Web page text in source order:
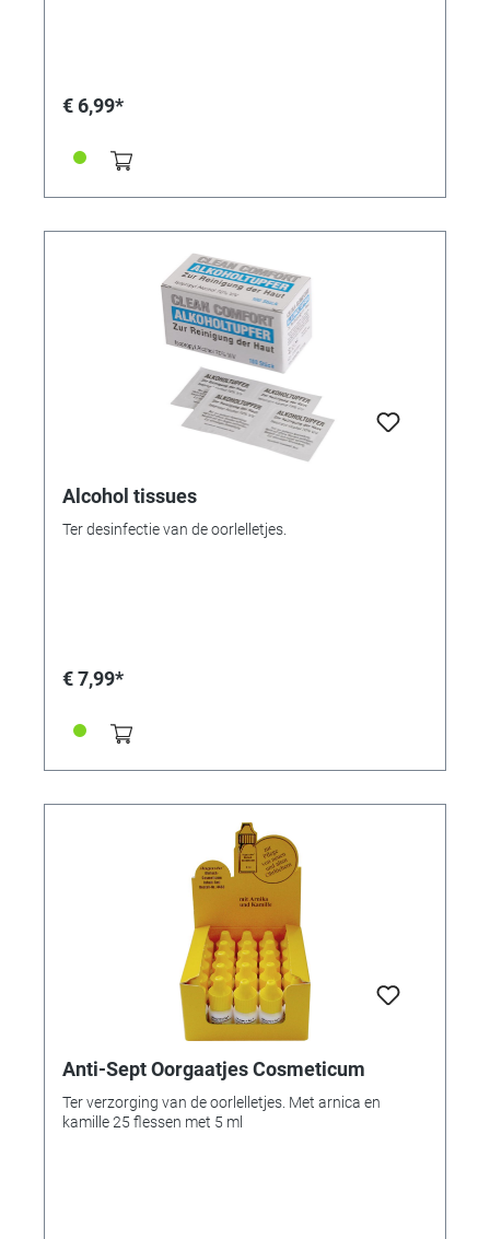
€ 6,99*
Alcohol tissues
Ter desinfectie van de oorlelletjes.
€ 7,99*
Anti-Sept Oorgaatjes Cosmeticum
Ter verzorging van de oorlelletjes. Met arnica en
kamille 25 flessen met 5 ml